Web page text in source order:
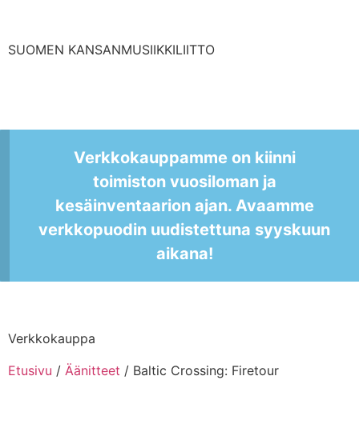
SUOMEN KANSANMUSIIKKILIITTO
Verkkokauppamme on kiinni
toimiston vuosiloman ja
kesäinventaarion ajan. Avaamme
verkkopuodin uudistettuna syyskuun
aikana!
Verkkokauppa
Etusivu / Äänitteet / Baltic Crossing: Firetour